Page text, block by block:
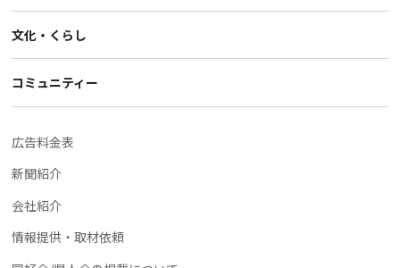
文化・くらし
コミュニティー
広告料金表
新聞紹介
会社紹介
情報提供・取材依頼